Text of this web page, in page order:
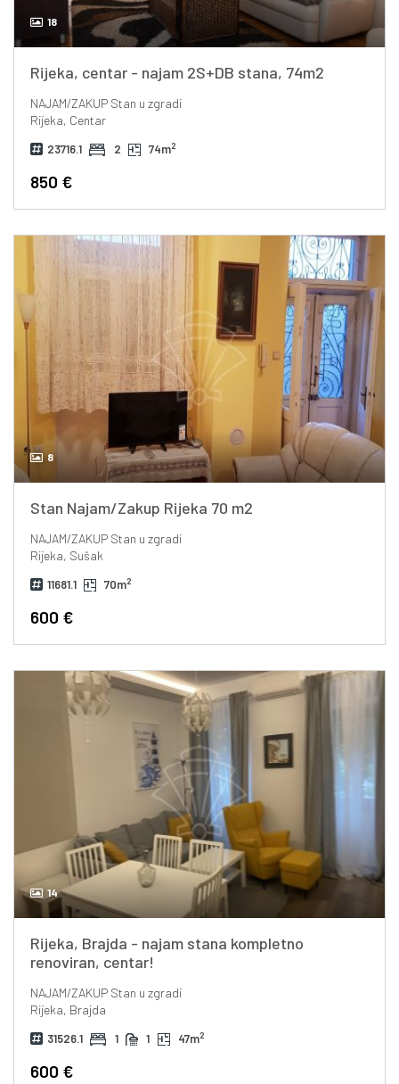
18
Rijeka, centar - najam 2S+DB stana, 74m2
NAJAM/ZAKUPStan u zgradi
Rijeka, Centar
23716.1 2 74m2
850 €
8
Stan Najam/Zakup Rijeka 70 m2
NAJAM/ZAKUPStan u zgradi
Rijeka, Sušak
11681.1 70m2
600 €
14
Rijeka, Brajda - najam stana kompletno
renoviran, centar!
NAJAM/ZAKUPStan u zgradi
Rijeka, Brajda
31526.1 1 1 47m2
600 €